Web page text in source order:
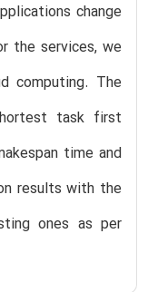
change
the services, we
computing. The
task first
time and
results with the
ones as per